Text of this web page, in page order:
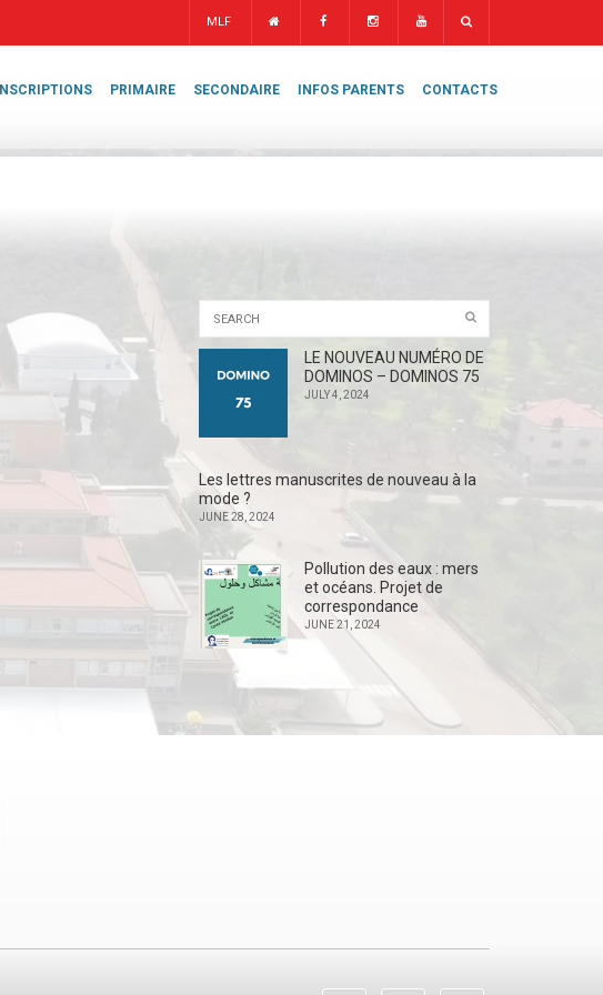
MLF
INSCRIPTIONS PRIMAIRE SECONDAIRE INFOS PARENTS CONTACTS
LE NOUVEAU NUMÉRO DE
DOMINOS – DOMINOS 75
JULY 4, 2024
Les lettres manuscrites de nouveau à la
mode ?
JUNE 28, 2024
Pollution des eaux : mers
et océans. Projet de
correspondance
JUNE 21, 2024